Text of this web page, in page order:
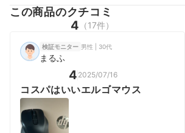
この商品のクチコミ
4 （17件）
検証モニター 男性 | 30代
まるふ
4 2025/07/16
コスパはいいエルゴマウス